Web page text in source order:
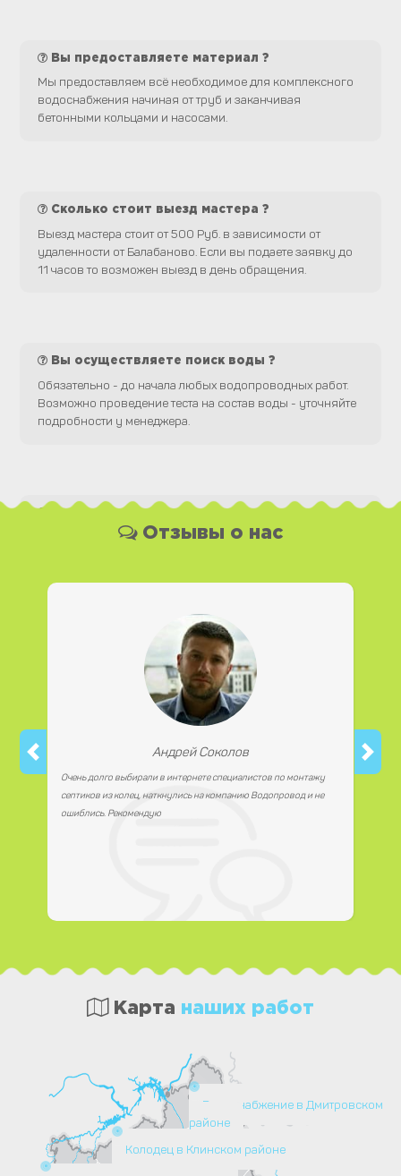
Вы предоставляете материал ?
Мы предоставляем всё необходимое для комплексного
водоснабжения начиная от труб и заканчивая
бетонными кольцами и насосами.
Сколько стоит выезд мастера ?
Выезд мастера стоит от 500 Руб. в зависимости от
удаленности от Балабаново. Если вы подаете заявку до
11 часов то возможен выезд в день обращения.
Вы осуществляете поиск воды ?
Обязательно - до начала любых водопроводных работ.
Возможно проведение теста на состав воды - уточняйте
подробности у менеджера.
Вы можете оплатить наши услуги и необходимые
работаем с юридическими лицами.
Отзывы о нас
Андрей Соколов
Очень долго выбирали в интернете специалистов по монтажу
септиков из колец, наткнулись на компанию Водопровод и не
ошиблись. Рекомендую
Карта наших работ
Колодец в Клинском районе
Водоснабжение в Дмитровском
районе